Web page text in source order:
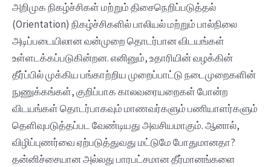
அறிமுக நிகழ்ச்சிகள் மற்றும் திசைநெறிப்படுத்தல்
(Orientation) நிகழ்ச்சிகளில் பாலியல் மற்றும் பால்நிலை
அடிப்படையிலான வன்முறை தொடர்பான விடயங்கள்
உள்ளடக்கப்படுகின்றன. எனினும், உதாரியின் வழக்கின்
தீர்ப்பில் முக்கிய பங்காற்றிய முறைப்பாட்டு நடைமுறைகளின்
நுணுக்கங்கள், குறிப்பாக காலவரையறைகள் போன்ற
விடயங்கள் தொடர்பாகவும் மாணவர்களும் பணியாளர்களும்
தெளிவுபடுத்தப்பட வேண்டியது அவசியமாகும். ஆனால்,
விழிப்புணர்வை ஏற்படுத்துவது மட்டுமே போதுமானதா?
தன்னிச்சையான அல்லது பாரபட்சமான தீர்மானங்களை